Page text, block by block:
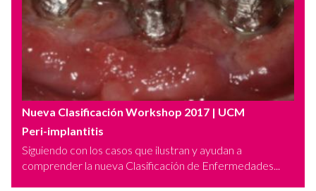
Nueva Clasificación Workshop 2017 | UCM
Peri-implantitis
Siguiendo con los casos que ilustran y ayudan a
comprender la nueva Clasificación de Enfermedades...